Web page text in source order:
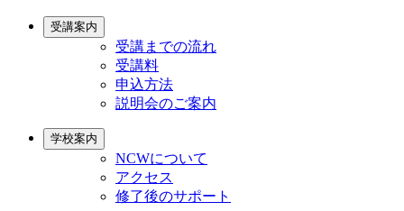
受講案内
受講までの流れ
受講料
申込方法
説明会のご案内
学校案内
NCWについて
アクセス
修了後のサポート